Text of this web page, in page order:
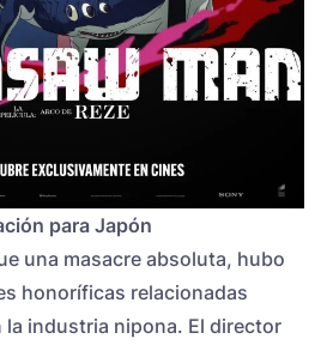
para Japón
una masacre absoluta, hubo
honoríficas relacionadas
industria nipona. El director